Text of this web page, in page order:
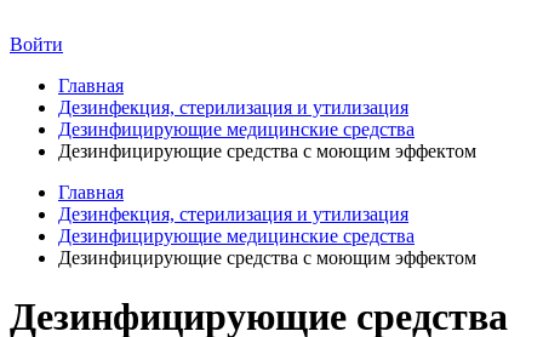
Войти
Главная
Дезинфекция, стерилизация и утилизация
Дезинфицирующие медицинские средства
Дезинфицирующие средства с моющим эффектом
Главная
Дезинфекция, стерилизация и утилизация
Дезинфицирующие медицинские средства
Дезинфицирующие средства с моющим эффектом
Дезинфицирующие средства